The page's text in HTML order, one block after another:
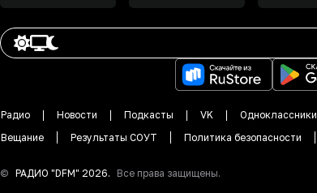
Радио Новости Подкасты VK Одноклассники
Вещание
Результаты СОУТ Политика безопасности
© РАДИО "DFM" 2026. Все права защищены.